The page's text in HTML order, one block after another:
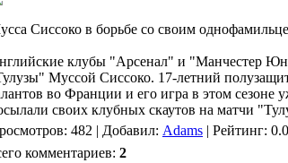
Сиссоко в борьбе со своим
клубы "Арсенал" и "Манчестер
Муссой Сиссоко. 17-летний
во Франции и его игра в этом сезоне
своих клубных скаутов на матчи
482 | Добавил: Adams | Рейтинг:
комментариев: 2